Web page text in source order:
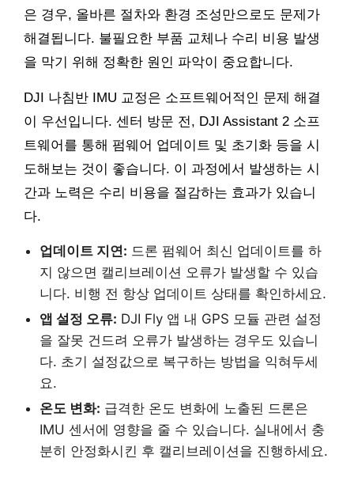
은 경우, 올바른 절차와 환경 조성만으로도 문제가
해결됩니다. 불필요한 부품 교체나 수리 비용 발생
을 막기 위해 정확한 원인 파악이 중요합니다.
DJI 나침반 IMU 교정은 소프트웨어적인 문제 해결
이 우선입니다. 센터 방문 전, DJI Assistant 2 소프
트웨어를 통해 펌웨어 업데이트 및 초기화 등을 시
도해보는 것이 좋습니다. 이 과정에서 발생하는 시
간과 노력은 수리 비용을 절감하는 효과가 있습니
다.
업데이트 지연: 드론 펌웨어 최신 업데이트를 하
지 않으면 캘리브레이션 오류가 발생할 수 있습
니다. 비행 전 항상 업데이트 상태를 확인하세요.
앱 설정 오류: DJI Fly 앱 내 GPS 모듈 관련 설정
을 잘못 건드려 오류가 발생하는 경우도 있습니
다. 초기 설정값으로 복구하는 방법을 익혀두세
요.
온도 변화: 급격한 온도 변화에 노출된 드론은
IMU 센서에 영향을 줄 수 있습니다. 실내에서 충
분히 안정화시킨 후 캘리브레이션을 진행하세요.